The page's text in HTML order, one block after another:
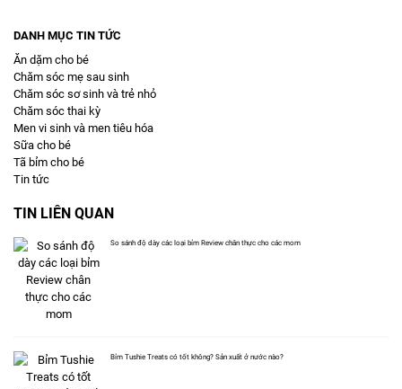
DANH MỤC TIN TỨC
Ăn dặm cho bé
Chăm sóc mẹ sau sinh
Chăm sóc sơ sinh và trẻ nhỏ
Chăm sóc thai kỳ
Men vi sinh và men tiêu hóa
Sữa cho bé
Tã bỉm cho bé
Tin tức
TIN LIÊN QUAN
So sánh độ dày các loại bỉm Review chân thực cho các mom
Bỉm Tushie Treats có tốt không? Sản xuất ở nước nào?